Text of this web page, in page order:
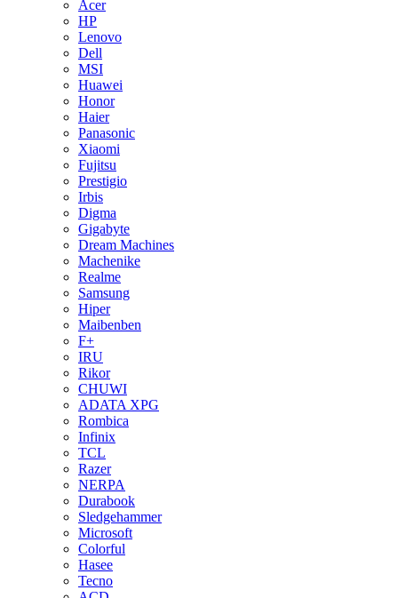
Acer
HP
Lenovo
Dell
MSI
Huawei
Honor
Haier
Panasonic
Xiaomi
Fujitsu
Prestigio
Irbis
Digma
Gigabyte
Dream Machines
Machenike
Realme
Samsung
Hiper
Maibenben
F+
IRU
Rikor
CHUWI
ADATA XPG
Rombica
Infinix
TCL
Razer
NERPA
Durabook
Sledgehammer
Microsoft
Colorful
Hasee
Tecno